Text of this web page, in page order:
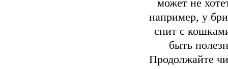
может не
например, у
спит с
быть
Продолжайте